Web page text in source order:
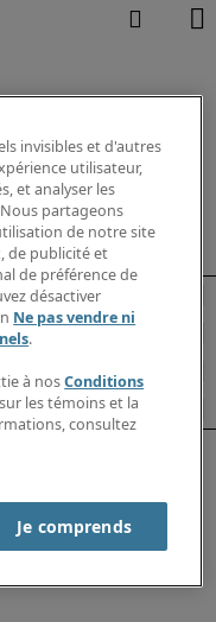
invisibles et d'autres
utilisateur,
et analyser les
partageons
de notre site
de publicité et
de préférence de
désactiver
Ne pas vendre ni
.
à nosConditions
les témoins et la
consultez
Je comprends